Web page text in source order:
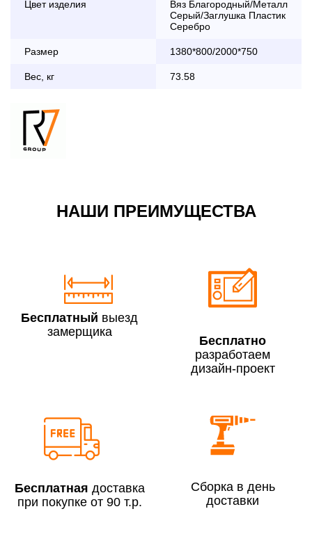
Цвет изделия
Вяз Благородный/Металл
Серый/Заглушка Пластик
Серебро
Размер 1380*800/2000*750
Вес, кг 73.58
дни с 8:30 до 18:00
2 000 руб.
Доставка по Московской области с 8:30 до 18:00
До 90 000 руб.
Свыше 300 000 руб.
Сборка по Московской области при заказе:
До 300 000 руб.
НАШИ ПРЕИМУЩЕСТВА
Бесплатный выезд
замерщика
Бесплатно
разработаем
дизайн-проект
Бесплатная доставка
при покупке от 90 т.р.
Сборка в день
доставки